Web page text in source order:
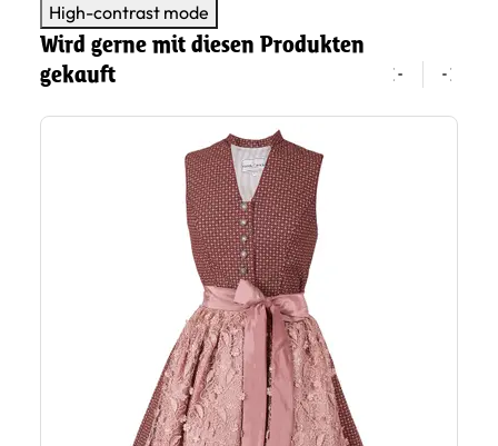
High-contrast mode
Wird gerne mit diesen Produkten
gekauft